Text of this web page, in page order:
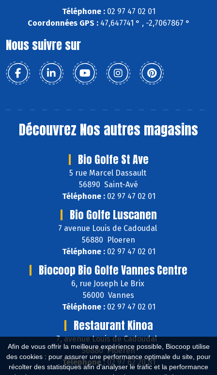
Afin de vous offrir la meilleure expérience possible, Biocoop utilise
des cookies : pour assurer une performance optimale du site, pour
récolter des statistiques afin d'analyser le trafic et la performance
Téléphone :02 97 47 02 01
Coordonnées GPS :47,647741 ° , -2,7067867 °
Nous suivre sur
Découvrez Nos autres magasins
Bio Golfe St Ave
5 rue Marcel Dassault
56890 Saint-Avé
Téléphone :02 97 47 02 01
Bio Golfe Luscanen
7 avenue Louis de Cadoudal
56880 Ploeren
Téléphone :02 97 47 02 01
Biocoop Bio Golfe Vannes Centre
6, rue Joseph Le Brix
56000 Vannes
Téléphone :02 97 47 02 01
Restaurant Kinoa
7, avenue Louis de Cadoudal
56880 Ploeren
Téléphone :02 97 62 20 81